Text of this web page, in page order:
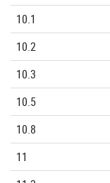
10.1
10.2
10.3
10.5
10.8
11